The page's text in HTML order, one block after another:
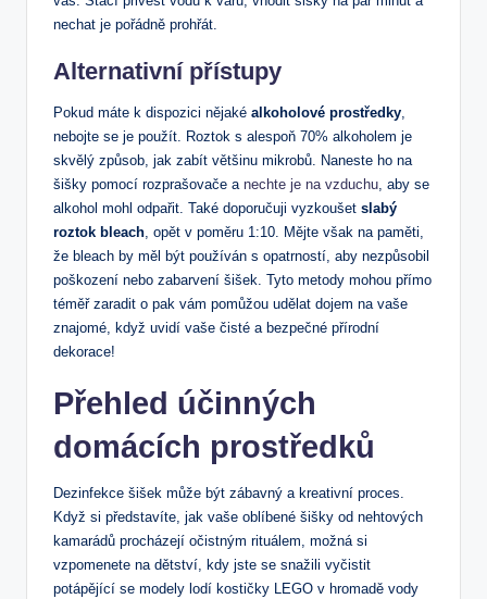
nechat je pořádně prohřát.
Alternativní přístupy
Pokud máte k dispozici nějaké alkoholové prostředky,
nebojte se je použít. Roztok s alespoň 70% alkoholem je
skvělý způsob, jak zabít většinu mikrobů. Naneste ho na
šišky pomocí rozprašovače a nechte je na vzduchu, aby se
alkohol mohl odpařit. Také doporučuji vyzkoušet slabý
roztok bleach, opět v poměru 1:10. Mějte však na paměti,
že bleach by měl být používán s opatrností, aby nezpůsobil
poškození nebo zabarvení šišek. Tyto metody mohou přímo
téměř zaradit o pak vám pomůžou udělat dojem na vaše
znajomé, když uvidí vaše čisté a bezpečné přírodní
dekorace!
Přehled účinných
domácích prostředků
Dezinfekce šišek může být zábavný a kreativní proces.
Když si představíte, jak vaše oblíbené šišky od nehtových
kamarádů procházejí očistným rituálem, možná si
vzpomenete na dětství, kdy jste se snažili vyčistit
potápějící se modely lodí kostičky LEGO v hromadě vody